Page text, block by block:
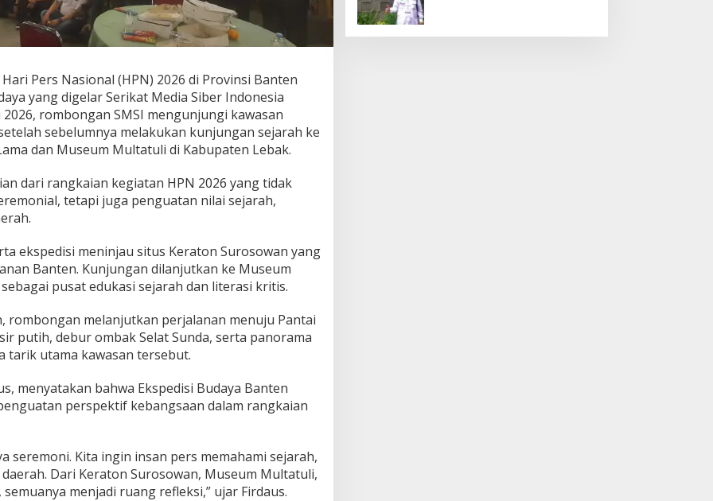
Pers Nasional (HPN) 2026 di Provinsi Banten
yang digelar Serikat Media Siber Indonesia
2026, rombongan SMSI mengunjungi kawasan
sebelumnya melakukan kunjungan sejarah ke
dan Museum Multatuli di Kabupaten Lebak.
dari rangkaian kegiatan HPN 2026 yang tidak
tetapi juga penguatan nilai sejarah,
ekspedisi meninjau situs Keraton Surosowan yang
Banten. Kunjungan dilanjutkan ke Museum
pusat edukasi sejarah dan literasi kritis.
rombongan melanjutkan perjalanan menuju Pantai
putih, debur ombak Selat Sunda, serta panorama
tarik utama kawasan tersebut.
menyatakan bahwa Ekspedisi Budaya Banten
perspektif kebangsaan dalam rangkaian
seremoni. Kita ingin insan pers memahami sejarah,
Dari Keraton Surosowan, Museum Multatuli,
menjadi ruang refleksi,” ujar Firdaus.